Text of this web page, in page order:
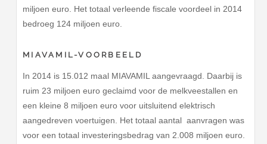
miljoen euro. Het totaal verleende fiscale voordeel in 2014
bedroeg 124 miljoen euro.
MIAVAMIL-VOORBEELD
In 2014 is 15.012 maal MIAVAMIL aangevraagd. Daarbij is
ruim 23 miljoen euro geclaimd voor de melkveestallen en
een kleine 8 miljoen euro voor uitsluitend elektrisch
aangedreven voertuigen. Het totaal aantal aanvragen was
voor een totaal investeringsbedrag van 2.008 miljoen euro.